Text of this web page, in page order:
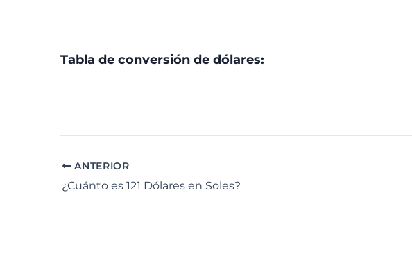
Tabla de conversión de dólares:
ANTERIOR
¿Cuánto es 121 Dólares en Soles?